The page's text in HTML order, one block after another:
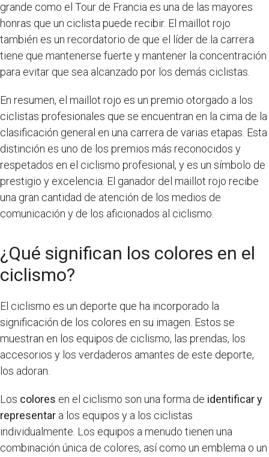
grande como el Tour de Francia es una de las mayores
honras que un ciclista puede recibir. El maillot rojo
también es un recordatorio de que el líder de la carrera
tiene que mantenerse fuerte y mantener la concentración
para evitar que sea alcanzado por los demás ciclistas.
En resumen, el maillot rojo es un premio otorgado a los
ciclistas profesionales que se encuentran en la cima de la
clasificación general en una carrera de varias etapas. Esta
distinción es uno de los premios más reconocidos y
respetados en el ciclismo profesional, y es un símbolo de
prestigio y excelencia. El ganador del maillot rojo recibe
una gran cantidad de atención de los medios de
comunicación y de los aficionados al ciclismo.
¿Qué significan los colores en el
ciclismo?
El ciclismo es un deporte que ha incorporado la
significación de los colores en su imagen. Estos se
muestran en los equipos de ciclismo, las prendas, los
accesorios y los verdaderos amantes de este deporte,
los adoran.
Los colores en el ciclismo son una forma de identificar y
representar a los equipos y a los ciclistas
individualmente. Los equipos a menudo tienen una
combinación única de colores, así como un emblema o un